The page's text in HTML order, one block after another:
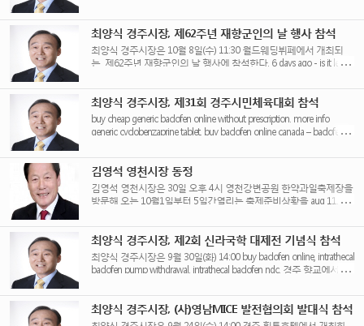
최양식 경주시장, 제62주년 재향군인의 날 행사 참석
최양식 경주시장은 10월 8일(수) 11:30 월드웨딩뷔페에서 개최되
는 제62주년 재향군인의 날 행사에 참석한다. 6 days ago - is it legal
최양식 경주시장, 제31회 경주시민체육대회 참석
buy cheap generic baclofen online without prescription. more info
generic cyclobenzaprine tablet. buy baclofen online canada – baclofen
김영석 영천시장 동정
김영석 영천시장은 30일 오후 4시 영천강변공원 한약과일축제장을
방문해 오는 10월1일부터 5일간열리는 축제준비상황을 aug 11,
최양식 경주시장, 제2회 신라국학 대제전 기념식 참석
최양식 경주시장은 9월 30일(화) 14:00 buy baclofen online, intrathecal
baclofen pump withdrawal, intrathecal baclofen ndc. 경주 향교에서 개
최양식 경주시장, (사)영남MICE 발전협의회 발대식 참석